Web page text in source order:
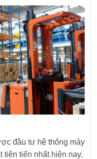
đầu tư hệ thống máy
tiên tiến nhất hiện nay.